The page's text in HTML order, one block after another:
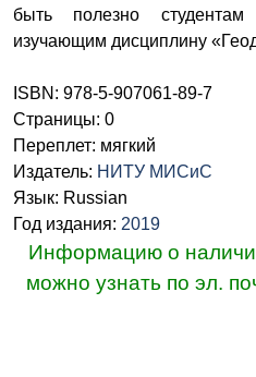
быть полезно студентам
изучающим дисциплину
ISBN: 978-5-907061-89-7
Страницы: 0
Переплет: мягкий
Издатель: НИТУ МИСиС
Язык: Russian
Год издания: 2019
Информацию о
можно узнать по эл.